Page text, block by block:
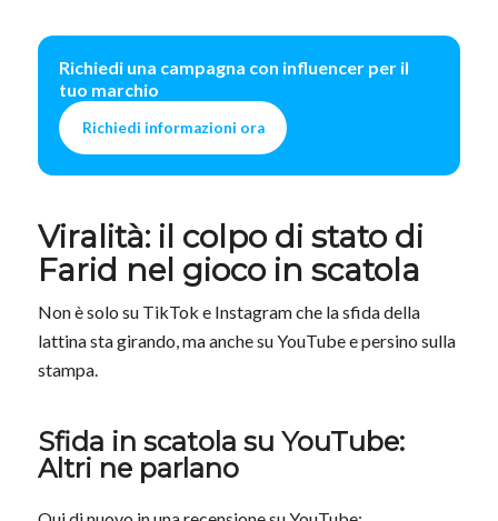
Richiedi una campagna con influencer per il
tuo marchio
Richiedi informazioni ora
Viralità: il colpo di stato di
Farid nel gioco in scatola
Non è solo su TikTok e Instagram che la sfida della
lattina sta girando, ma anche su YouTube e persino sulla
stampa.
Sfida in scatola su YouTube:
Altri ne parlano